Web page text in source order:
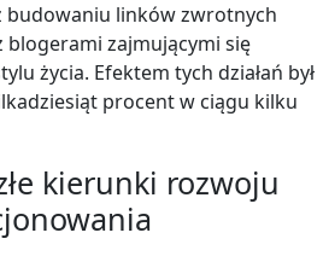
budowaniu linków zwrotnych
blogerami zajmującymi się
życia. Efektem tych działań był
procent w ciągu kilku
kierunki rozwoju